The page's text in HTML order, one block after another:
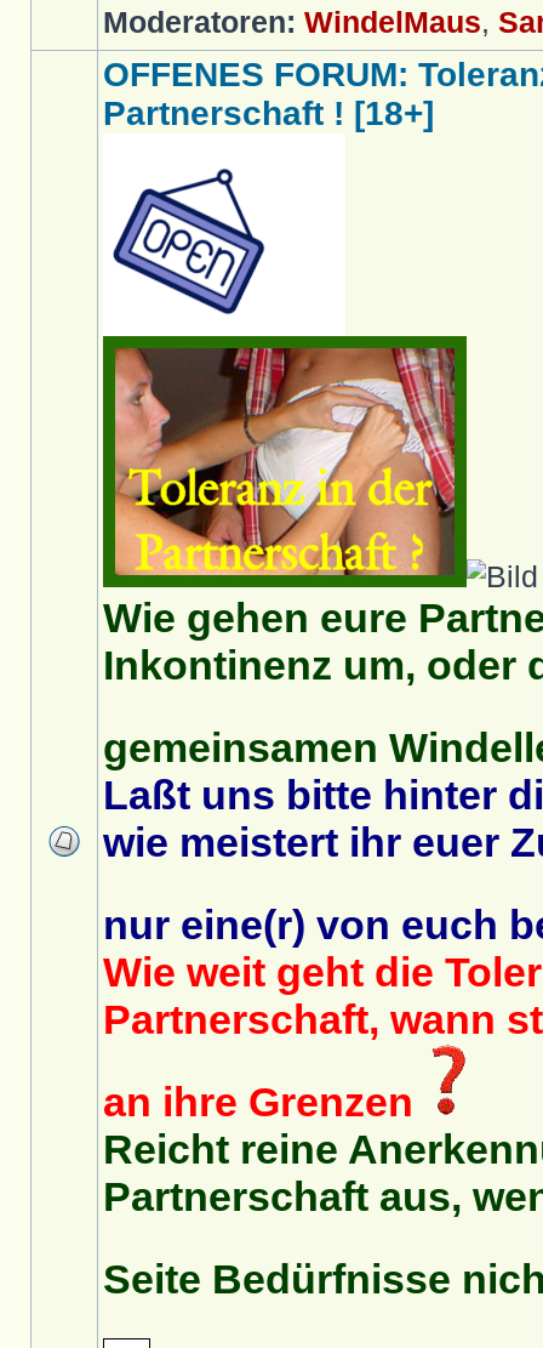
Moderatoren: WindelMaus,
OFFENES FORUM:
Partnerschaft ! [18+]
Wie gehen eure
Inkontinenz um, oder
gemeinsamen
Laßt uns bitte hinter
wie meistert ihr euer
nur eine(r) von euch
Wie weit geht die
Partnerschaft, wann
an ihre Grenzen
Reicht reine
Partnerschaft aus,
Seite Bedürfnisse